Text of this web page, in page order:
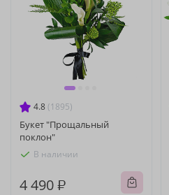
4.8 (1895)
Букет "Прощальный
поклон"
В наличии
4 490 ₽